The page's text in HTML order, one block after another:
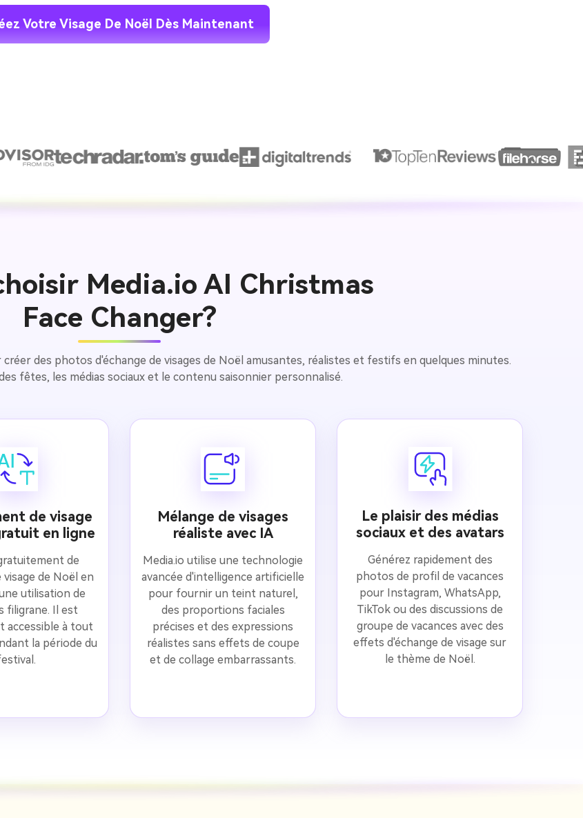
Votre Visage De Noël Dès Maintenant
Media.io AI Christmas
Face Changer?
des photos d'échange de visages de Noël amusantes, réalistes et festifs en quelques minutes.
fêtes, les médias sociaux et le contenu saisonnier personnalisé.
de visage
en ligne
de
visage de Noël en
utilisation de
filigrane. Il est
accessible à tout
la période du
Mélange de visages
réaliste avec IA
Media.io utilise une technologie
avancée d'intelligence artificielle
pour fournir un teint naturel,
des proportions faciales
précises et des expressions
réalistes sans effets de coupe
et de collage embarrassants.
Le plaisir des médias
sociaux et des avatars
Générez rapidement des
photos de profil de vacances
pour Instagram, WhatsApp,
TikTok ou des discussions de
groupe de vacances avec des
effets d'échange de visage sur
le thème de Noël.